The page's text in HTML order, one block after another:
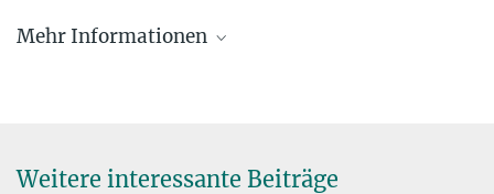
Mehr Informationen
Weitere interessante Beiträge